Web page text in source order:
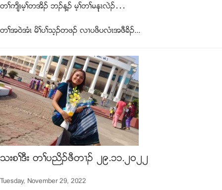
တႈက်ိၚမ့ႈတအိဥ ဘဥန႔ဥ မ့ႈတႈမနုၚလဲဥ…
တႈအ၀ဲအံၚ မိႈပႈသ့ဥတဖဥ လ႕ပဖိပလံၚအဖီခိဥ...
သးစႈဒီး တႈပညိဥဖီတ႕ဥ ၂၉.၁၁.၂၀၂၂
Tuesday, November 29, 2022